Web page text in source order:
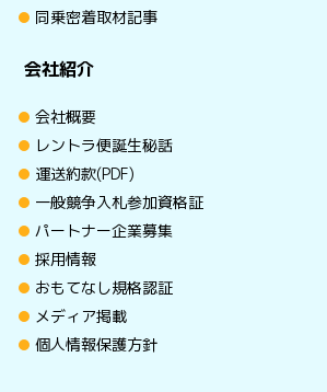
同乗密着取材記事
会社紹介
会社概要
レントラ便誕生秘話
運送約款(PDF)
一般競争入札参加資格証
パートナー企業募集
採用情報
おもてなし規格認証
メディア掲載
個人情報保護方針